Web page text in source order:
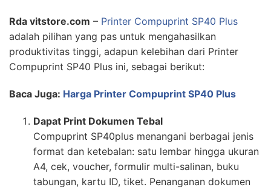
Rda vitstore.com – Printer Compuprint SP40 Plus
adalah pilihan yang pas untuk mengahasilkan
produktivitas tinggi, adapun kelebihan dari Printer
Compuprint SP40 Plus ini, sebagai berikut:
Baca Juga: Harga Printer Compuprint SP40 Plus
Dapat Print Dokumen Tebal
Compuprint SP40plus menangani berbagai jenis
format dan ketebalan: satu lembar hingga ukuran
A4, cek, voucher, formulir multi-salinan, buku
tabungan, kartu ID, tiket. Penanganan dokumen